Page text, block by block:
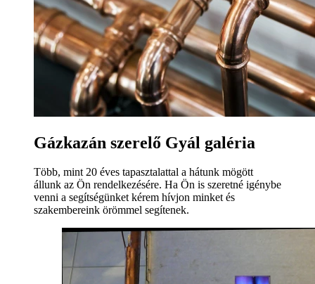
Gázkazán szerelő Gyál galéria
Több, mint 20 éves tapasztalattal a hátunk mögött
állunk az Ön rendelkezésére. Ha Ön is szeretné igénybe
venni a segítségünket kérem hívjon minket és
szakembereink örömmel segítenek.